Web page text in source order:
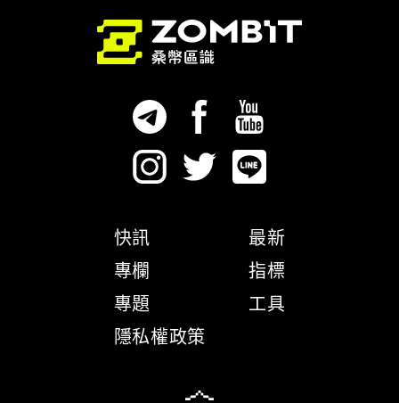
快訊
專欄
專題
隱私權政策
最新
指標
工具